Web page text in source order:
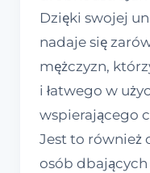
Dzięki swojej
nadaje się
mężczyzn,
i łatwego w
wspierającego
Jest to również
osób